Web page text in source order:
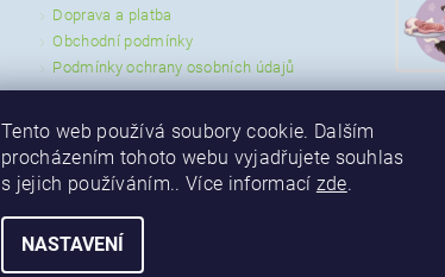
Doprava a platba
Obchodní podmínky
Podmínky ochrany osobních údajů
Tento web používá soubory cookie. Dalším
procházením tohoto webu vyjadřujete souhlas
s jejich používáním.. Více informací zde.
NASTAVENÍ